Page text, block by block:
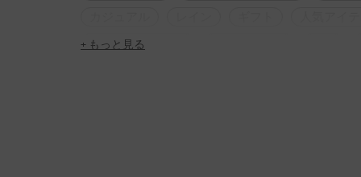
トレンドアイテム
+ もっと見る